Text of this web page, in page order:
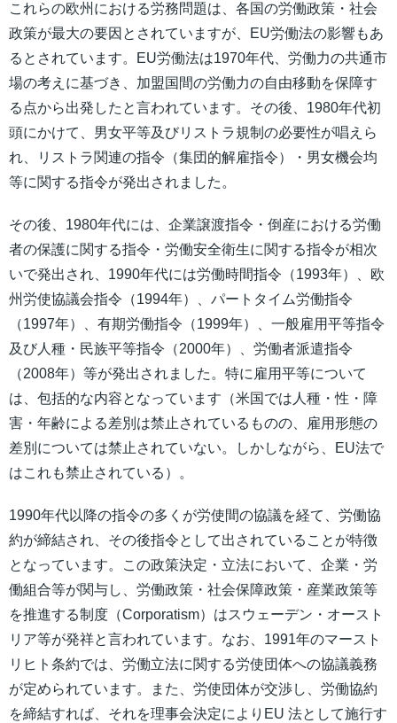
これらの欧州における労務問題は、各国の労働政策・社会
政策が最大の要因とされていますが、EU労働法の影響もあ
るとされています。EU労働法は1970年代、労働力の共通市
場の考えに基づき、加盟国間の労働力の自由移動を保障す
る点から出発したと言われています。その後、1980年代初
頭にかけて、男女平等及びリストラ規制の必要性が唱えら
れ、リストラ関連の指令（集団的解雇指令）・男女機会均
等に関する指令が発出されました。
その後、1980年代には、企業譲渡指令・倒産における労働
者の保護に関する指令・労働安全衛生に関する指令が相次
いで発出され、1990年代には労働時間指令（1993年）、欧
州労使協議会指令（1994年）、パートタイム労働指令
（1997年）、有期労働指令（1999年）、一般雇用平等指令
及び人種・民族平等指令（2000年）、労働者派遣指令
（2008年）等が発出されました。特に雇用平等について
は、包括的な内容となっています（米国では人種・性・障
害・年齢による差別は禁止されているものの、雇用形態の
差別については禁止されていない。しかしながら、EU法で
はこれも禁止されている）。
1990年代以降の指令の多くが労使間の協議を経て、労働協
約が締結され、その後指令として出されていることが特徴
となっています。この政策決定・立法において、企業・労
働組合等が関与し、労働政策・社会保障政策・産業政策等
を推進する制度（Corporatism）はスウェーデン・オースト
リア等が発祥と言われています。なお、1991年のマースト
リヒト条約では、労働立法に関する労使団体への協議義務
が定められています。また、労使団体が交渉し、労働協約
を締結すれば、それを理事会決定によりEU 法として施行す